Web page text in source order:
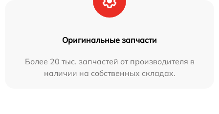
Оригинальные запчасти
Более 20 тыс. запчастей от производителя в
наличии на собственных складах.